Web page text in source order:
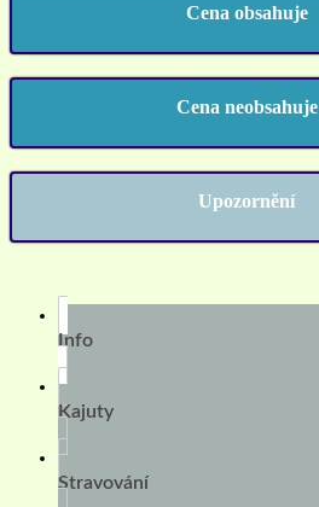
Cena obsahuje
Cena neobsahuje
Upozornění
Info
Kajuty
Stravování